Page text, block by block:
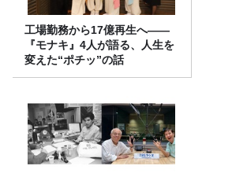
工場勤務から17億再生へ——
『モナキ』4人が語る、人生を
変えた“ポチッ”の話